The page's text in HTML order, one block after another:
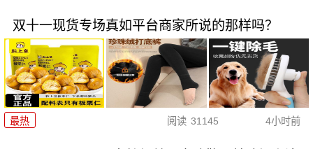
双十一现货专场真如平台商家所说的那样吗？
最热 阅读 31145 4小时前